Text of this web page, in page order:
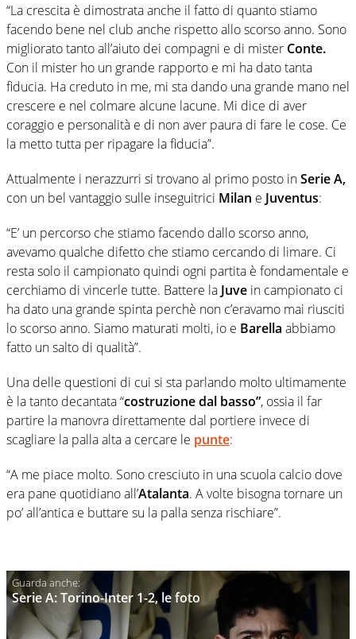
“La crescita è dimostrata anche il fatto di quanto stiamo
facendo bene nel club anche rispetto allo scorso anno. Sono
migliorato tanto all’aiuto dei compagni e di mister Conte.
Con il mister ho un grande rapporto e mi ha dato tanta
fiducia. Ha creduto in me, mi sta dando una grande mano nel
crescere e nel colmare alcune lacune. Mi dice di aver
coraggio e personalità e di non aver paura di fare le cose. Ce
la metto tutta per ripagare la fiducia”.
Attualmente i nerazzurri si trovano al primo posto inSerie A,
con un bel vantaggio sulle inseguitrici Milan e Juventus:
“E’ un percorso che stiamo facendo dallo scorso anno,
avevamo qualche difetto che stiamo cercando di limare. Ci
resta solo il campionato quindi ogni partita è fondamentale e
cerchiamo di vincerle tutte. Battere la Juve in campionato ci
ha dato una grande spinta perchè non c’eravamo mai riusciti
lo scorso anno. Siamo maturati molti, io e Barella abbiamo
fatto un salto di qualità”.
Una delle questioni di cui si sta parlando molto ultimamente
è la tanto decantata “costruzione dal basso”, ossia il far
partire la manovra direttamente dal portiere invece di
scagliare la palla alta a cercare le punte:
“A me piace molto. Sono cresciuto in una scuola calcio dove
era pane quotidiano all’Atalanta. A volte bisogna tornare un
po’ all’antica e buttare su la palla senza rischiare”.
Serie A: Torino-Inter 1-2, le foto